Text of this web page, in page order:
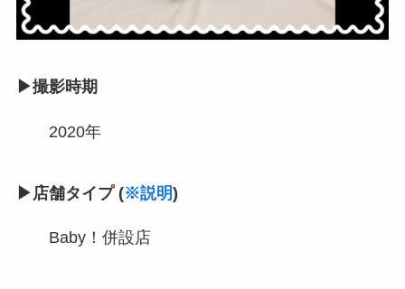
▶撮影時期
2020年
▶店舗タイプ (※説明)
Baby！併設店